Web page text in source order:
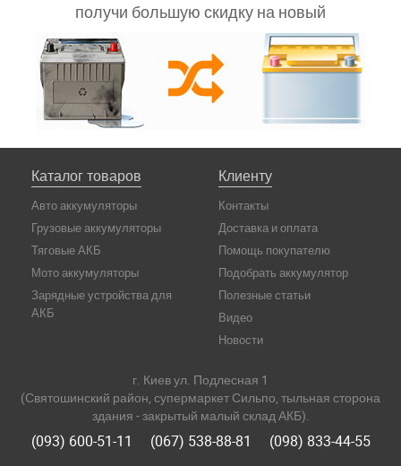
получи большую скидку на новый
Каталог товаров
Авто аккумуляторы
Грузовые аккумуляторы
Тяговые АКБ
Мото аккумуляторы
Зарядные устройства для
АКБ
Клиенту
Контакты
Доставка и оплата
Помощь покупателю
Подобрать аккумулятор
Полезные статьи
Видео
Новости
г. Киев ул. Подлесная 1
(Святошинский район, супермаркет Сильпо, тыльная сторона
здания - закрытый малый склад АКБ).
(093) 600-51-11 (067) 538-88-81
(098) 833-44-55